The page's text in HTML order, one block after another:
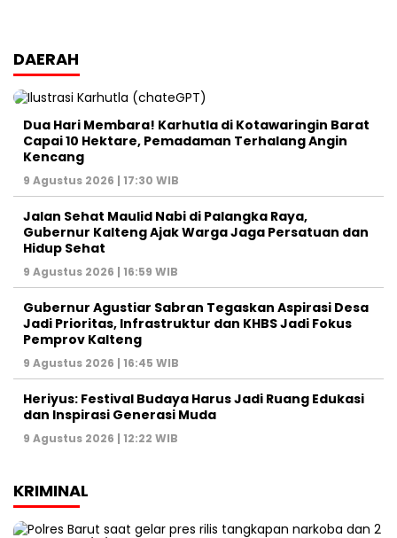
DAERAH
Dua Hari Membara! Karhutla di Kotawaringin Barat
Capai 10 Hektare, Pemadaman Terhalang Angin
Kencang
9 Agustus 2026 | 17:30 WIB
Jalan Sehat Maulid Nabi di Palangka Raya,
Gubernur Kalteng Ajak Warga Jaga Persatuan dan
Hidup Sehat
9 Agustus 2026 | 16:59 WIB
Gubernur Agustiar Sabran Tegaskan Aspirasi Desa
Jadi Prioritas, Infrastruktur dan KHBS Jadi Fokus
Pemprov Kalteng
9 Agustus 2026 | 16:45 WIB
Heriyus: Festival Budaya Harus Jadi Ruang Edukasi
dan Inspirasi Generasi Muda
9 Agustus 2026 | 12:22 WIB
KRIMINAL